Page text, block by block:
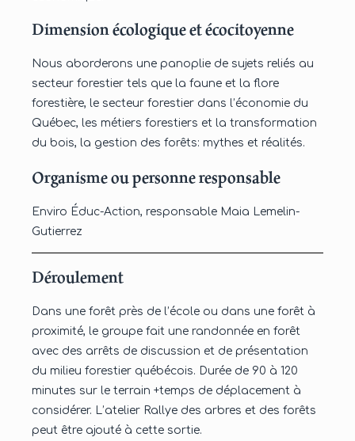
Dimension écologique et écocitoyenne
Nous aborderons une panoplie de sujets reliés au
secteur forestier tels que la faune et la flore
forestière, le secteur forestier dans l’économie du
Québec, les métiers forestiers et la transformation
du bois, la gestion des forêts: mythes et réalités.
Organisme ou personne responsable
Enviro Éduc-Action, responsable Maia Lemelin-
Gutierrez
Déroulement
Dans une forêt près de l’école ou dans une forêt à
proximité, le groupe fait une randonnée en forêt
avec des arrêts de discussion et de présentation
du milieu forestier québécois. Durée de 90 à 120
minutes sur le terrain +temps de déplacement à
considérer. L’atelier Rallye des arbres et des forêts
peut être ajouté à cette sortie.